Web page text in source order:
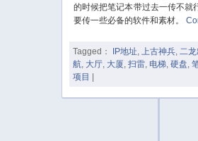
的时候把笔记本带过去一传不就
要传一些必备的软件和素材。
Tagged： IP地址,上古神兵,二
航, 大厅, 大厦,扫雷, 电梯,硬盘,
项目 |